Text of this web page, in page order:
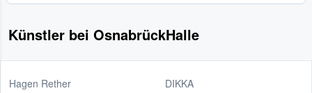
Künstler bei OsnabrückHalle
Hagen Rether
DIKKA